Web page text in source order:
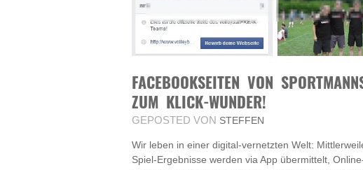
FACEBOOKSEITEN VON
ZUM KLICK-WUNDER!
GEPOSTED VON STEFFEN
Wir leben in einer digital-vernetzten Welt:
Spiel-Ergebnisse werden via App übermittelt,